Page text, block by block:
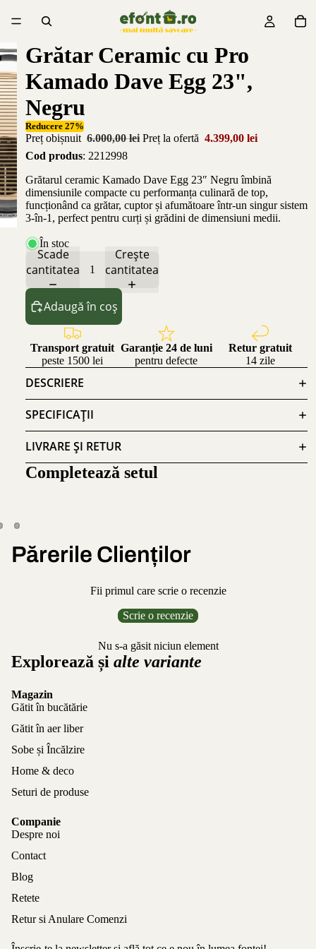
Grătar Ceramic cu Pro
Kamado Dave Egg 23",
Negru
Reducere 27%
Preț obișnuit 6.000,00 lei Preț la ofertă 4.399,00 lei
Cod produs: 2212998
Grătarul ceramic Kamado Dave Egg 23″ Negru îmbină
dimensiunile compacte cu performanța culinară de top,
funcționând ca grătar, cuptor și afumătoare într-un singur sistem
3-în-1, perfect pentru curți și grădini de dimensiuni medii.
În stoc
Scade
cantitatea
Crește
cantitatea
Adaugă în coș
Transport gratuit
peste 1500 lei
Garanție 24 de luni
pentru defecte
Retur gratuit
14 zile
DESCRIERE
SPECIFICAȚII
LIVRARE ȘI RETUR
Completează setul
Părerile Clienților
Fii primul care scrie o recenzie
Scrie o recenzie
Nu s-a găsit niciun element
Explorează și alte variante
Magazin
Gătit în bucătărie
Gătit în aer liber
Sobe și Încălzire
Home & deco
Seturi de produse
Companie
Despre noi
Contact
Blog
Retete
Retur si Anulare Comenzi